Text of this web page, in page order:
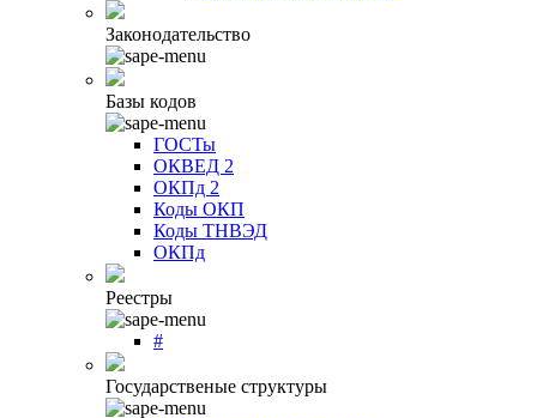
Законодательство
Базы кодов
ГОСТы
ОКВЕД 2
ОКПд 2
Коды ОКП
Коды ТНВЭД
ОКПд
Реестры
#
Государственые структуры